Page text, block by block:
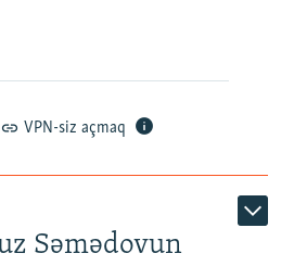
VPN-siz açmaq
Səmədovun